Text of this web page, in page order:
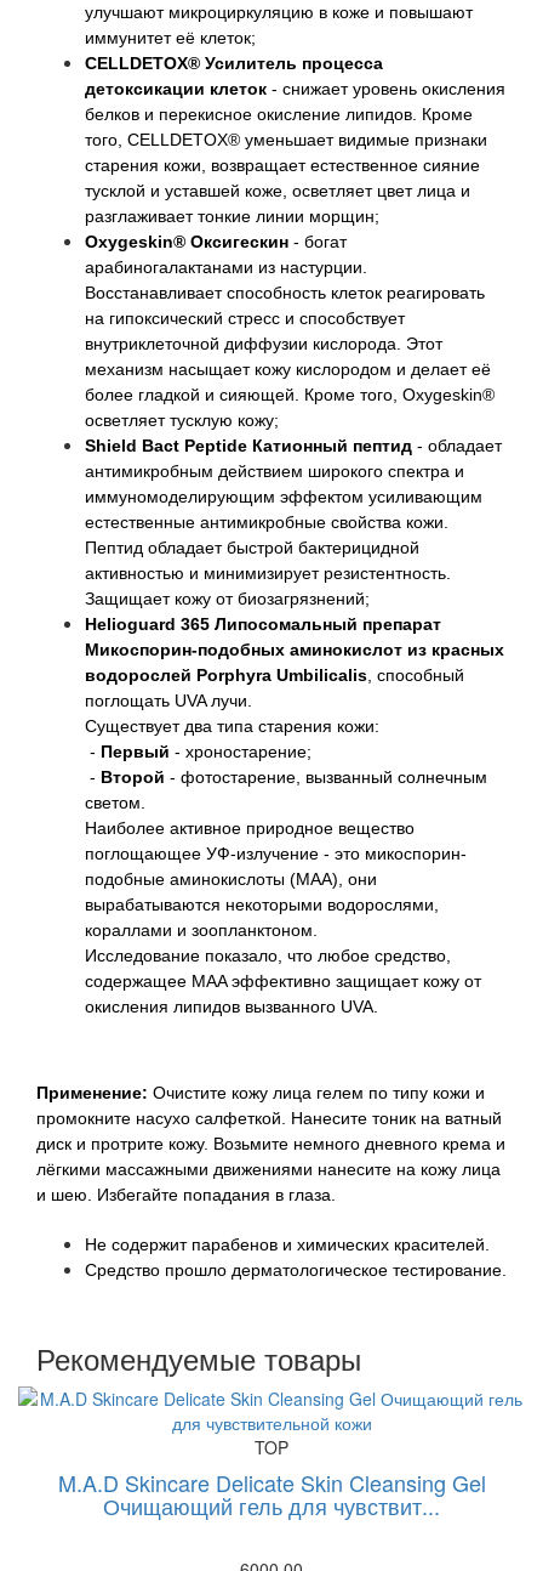
улучшают микроциркуляцию в коже и повышают
иммунитет её клеток;
CELLDETOX® Усилитель процесса
детоксикации клеток - снижает уровень окисления
белков и перекисное окисление липидов. Кроме
того, CELLDETOX® уменьшает видимые признаки
старения кожи, возвращает естественное сияние
тусклой и уставшей коже, осветляет цвет лица и
разглаживает тонкие линии морщин;
Oxygeskin® Оксигескин - богат
арабиногалактанами из настурции.
Восстанавливает способность клеток реагировать
на гипоксический стресс и способствует
внутриклеточной диффузии кислорода. Этот
механизм насыщает кожу кислородом и делает её
более гладкой и сияющей. Кроме того, Oxygeskin®
осветляет тусклую кожу;
Shield Bact Peptide Катионный пептид - обладает
антимикробным действием широкого спектра и
иммуномоделирующим эффектом усиливающим
естественные антимикробные свойства кожи.
Пептид обладает быстрой бактерицидной
активностью и минимизирует резистентность.
Защищает кожу от биозагрязнений;
Helioguard 365 Липосомальный препарат
Микоспорин-подобных аминокислот из красных
водорослей Porphyra Umbilicalis , способный
поглощать UVA лучи.⠀
Существует два типа старения кожи:
- Первый - хроностарение;⠀
- Второй - фотостарение, вызванный солнечным
светом.⠀
Наиболее активное природное вещество
поглощающее УФ-излучение - это микоспорин-
подобные аминокислоты (MAA), они
вырабатываются некоторыми водорослями,
кораллами и зоопланктоном.
Исследование показало, что любое средство,
содержащее MAA эффективно защищает кожу от
окисления липидов вызванного UVA.
Применение: Очистите кожу лица гелем по типу кожи и
промокните насухо салфеткой. Нанесите тоник на ватный
диск и протрите кожу. Возьмите немного дневного крема и
лёгкими массажными движениями нанесите на кожу лица
и шею. Избегайте попадания в глаза.
Не содержит парабенов и химических красителей.
Средство прошло дерматологическое тестирование.
Рекомендуемые товары
TOP
M.A.D Skincare Delicate Skin Cleansing Gel
Очищающий гель для чувствит...